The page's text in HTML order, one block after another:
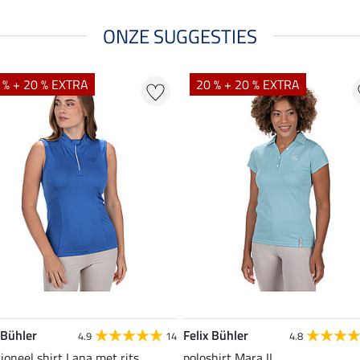
ONZE SUGGESTIES
+ 20 % EXTRA
4.9 14
20 % + 20 % EXTRA
Felix Bühler 4.8